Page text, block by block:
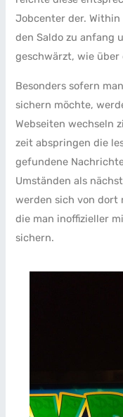
Jobcenter der. Within
den Saldo zu anfang
geschwärzt, wie
Besonders sofern
sichern möchte,
Webseiten wechseln
zeit abspringen die
gefundene
Umständen als
werden sich von dort
die man inoffizieller
sichern.